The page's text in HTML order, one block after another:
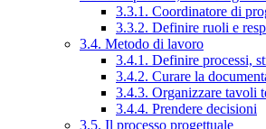
3.3.1. Coordinatore di
3.3.2. Definire ruoli e
3.4. Metodo di lavoro
3.4.1. Definire processi,
3.4.2. Curare la
3.4.3. Organizzare tavoli
3.4.4. Prendere decisioni
3.5. Il processo progettuale